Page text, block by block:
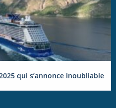
qui s’annonce inoubliable